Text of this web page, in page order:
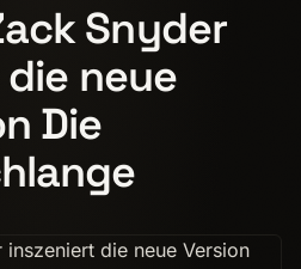
Snyder
neue
Die